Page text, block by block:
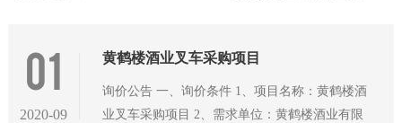
产设备基础施工项目.
01
2020-09
黄鹤楼酒业叉车采购项目
询价公告 一、询价条件 1、项目名称：黄鹤楼酒
业叉车采购项目 2、需求单位：黄鹤楼酒业有限